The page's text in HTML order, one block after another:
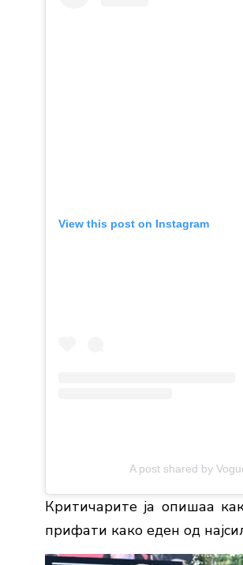
View this post on Instagram
A post shared by
Критичарите ја опишаа
прифати како еден од